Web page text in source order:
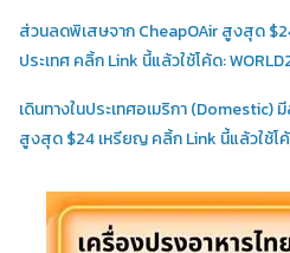
ส่วนลดพิเสษจาก CheapOAir สูงสุด
ประเทศ คลิ้ก Link นี้แล้วใช้โค้ด:
เดินทางในประเทศอเมริกา (Domestic)
สูงสุด $24 เหรียญ คลิ้ก Link นี้แล้วใช้โ